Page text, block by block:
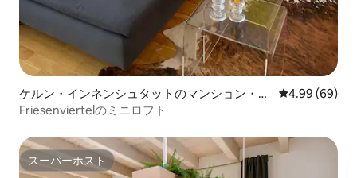
ケルン・インネンシュタットのマンション・ア
パート
レビュー69件
4.99 (69)
Friesenviertelのミニロフト
スーパーホスト
スーパーホスト